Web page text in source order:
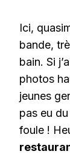
Ici,
bande,
bain. Si
photos
jeunes
pas eu
foule !